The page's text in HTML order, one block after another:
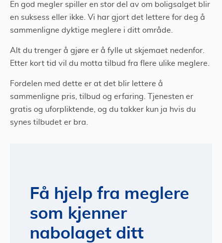
En god megler spiller en stor del av om boligsalget blir
en suksess eller ikke. Vi har gjort det lettere for deg å
sammenligne dyktige meglere i ditt område.
Alt du trenger å gjøre er å fylle ut skjemaet nedenfor.
Etter kort tid vil du motta tilbud fra flere ulike meglere.
Fordelen med dette er at det blir lettere å
sammenligne pris, tilbud og erfaring. Tjenesten er
gratis og uforpliktende, og du takker kun ja hvis du
synes tilbudet er bra.
Få hjelp fra meglere
som kjenner
nabolaget ditt